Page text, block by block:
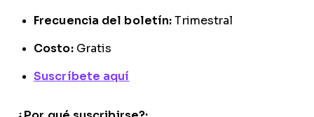
Frecuencia del boletín: Trimestral
Costo: Gratis
Suscríbete aquí